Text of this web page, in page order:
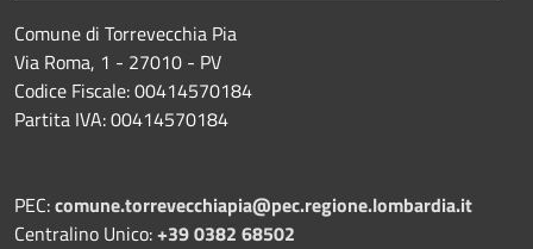
Comune di Torrevecchia Pia
Via Roma, 1 - 27010 - PV
Codice Fiscale: 00414570184
Partita IVA: 00414570184
PEC:comune.torrevecchiapia@pec.regione.lombardia.it
Centralino Unico:+39 0382 68502